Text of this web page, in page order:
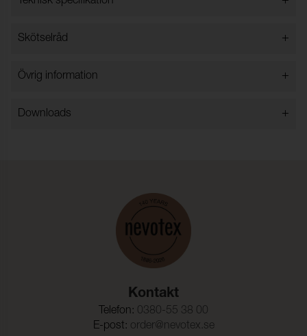
Bredd:
Rullängd (m):
4-5 (ISO 105-X12)
4,3 mm (ISO 13936-2)
Sömskridning Väft: 4,3 mm (ISO 13936-2)
Skötselråd +
Vattentvätt 30 grader
Övrig information +
Downloads +
Kontakt
Telefon: 0380-55 38 00
E-post: order@nevotex.se